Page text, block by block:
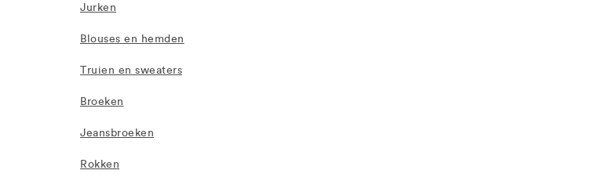
Jurken
Blouses en hemden
Truien en sweaters
Broeken
Jeansbroeken
Rokken